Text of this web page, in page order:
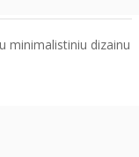
minimalistiniu dizainu